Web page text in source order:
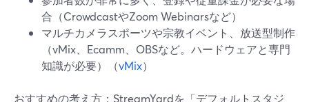
合（CrowdcastやZoom Webinarsなど）
マルチカメラスポーツや宗教イベント、放送型制作
（vMix、Ecamm、OBSなど。ハードウェアと専門
知識が必要）（vMix）
おすすめの考え方：StreamYardを「デフォルトスタジ